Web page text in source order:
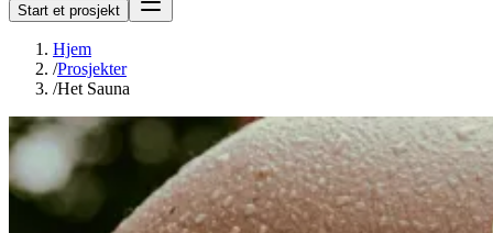
Start et prosjekt
Hjem
/Prosjekter
/Het Sauna